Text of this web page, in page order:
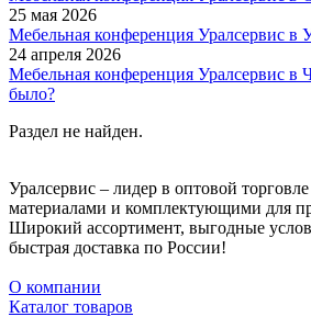
25 мая 2026
Мебельная конференция Уралсервис в
24 апреля 2026
Мебельная конференция Уралсервис в
было?
Раздел не найден.
Уралсервис – лидер в оптовой
материалами и комплектующими для
Широкий ассортимент, выгодные
быстрая доставка по России!
О компании
Каталог товаров